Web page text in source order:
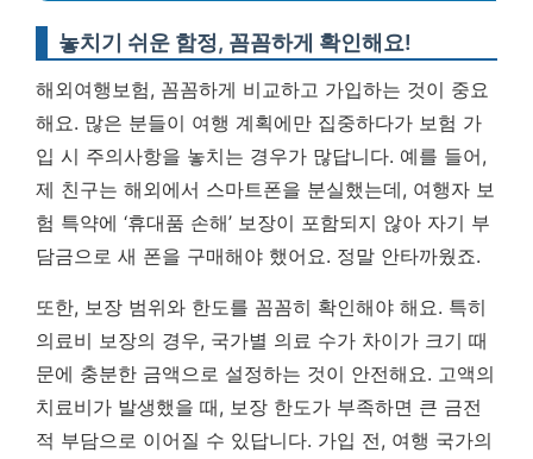
놓치기 쉬운 함정, 꼼꼼하게 확인해요!
해외여행보험, 꼼꼼하게 비교하고 가입하는 것이 중요
해요. 많은 분들이 여행 계획에만 집중하다가 보험 가
입 시 주의사항을 놓치는 경우가 많답니다. 예를 들어,
제 친구는 해외에서 스마트폰을 분실했는데, 여행자 보
험 특약에 ‘휴대품 손해’ 보장이 포함되지 않아 자기 부
담금으로 새 폰을 구매해야 했어요. 정말 안타까웠죠.
또한, 보장 범위와 한도를 꼼꼼히 확인해야 해요. 특히
의료비 보장의 경우, 국가별 의료 수가 차이가 크기 때
문에 충분한 금액으로 설정하는 것이 안전해요. 고액의
치료비가 발생했을 때, 보장 한도가 부족하면 큰 금전
적 부담으로 이어질 수 있답니다. 가입 전, 여행 국가의